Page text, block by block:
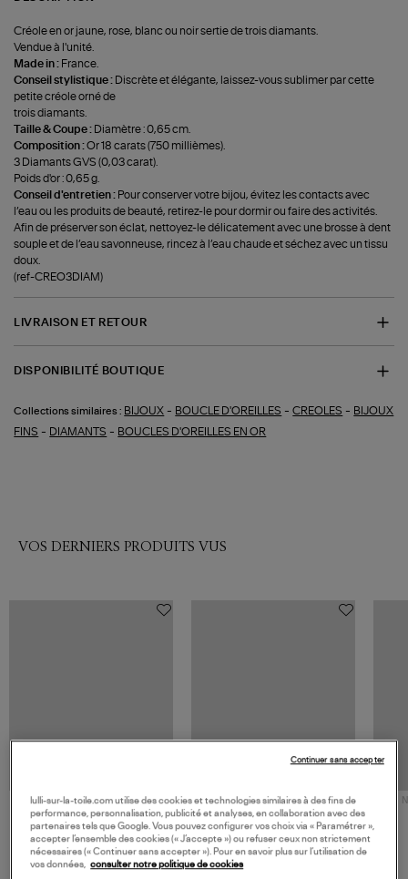
Créole en or jaune, rose, blanc ou noir sertie de trois diamants.
Vendue à l'unité.
Made in : France.
Conseil stylistique : Discrète et élégante, laissez-vous sublimer par cette
petite créole orné de
trois diamants.
Taille & Coupe : Diamètre : 0,65 cm.
Composition :Or 18 carats (750 millièmes).
3 Diamants GVS (0,03 carat).
Poids d'or : 0,65 g.
Conseil d'entretien : Pour conserver votre bijou, évitez les contacts avec
l’eau ou les produits de beauté, retirez-le pour dormir ou faire des activités.
Afin de préserver son éclat, nettoyez-le délicatement avec une brosse à dent
souple et de l’eau savonneuse, rincez à l’eau chaude et séchez avec un tissu
doux.
(ref-CREO3DIAM)
LIVRAISON ET RETOUR
DISPONIBILITÉ BOUTIQUE
Collections similaires : BIJOUX - BOUCLE D'OREILLES -CREOLES - BIJOUX
FINS - DIAMANTS - BOUCLES D'OREILLES EN OR
VOS DERNIERS PRODUITS VUS
480,00 €
JEROME DREYFUSS
Sac Bobi S Cuir Lamé
Champagne
NOUVELLE COLLECTION
189,00 €
TORAL
Mocassins Killian Sport
Mousse
lulli-sur-la-toile.com utilise des cookies et technologies similaires à des fins de
performance, personnalisation, publicité et analyses, en collaboration avec des
partenaires tels que Google. Vous pouvez configurer vos choix via « Paramétrer »,
accepter l’ensemble des cookies (« J’accepte ») ou refuser ceux non strictement
nécessaires (« Continuer sans accepter »). Pour en savoir plus sur l’utilisation de
vos données, consulter notre politique de cookies
Continuer sans accepter